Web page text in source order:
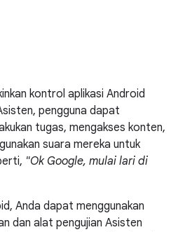
kontrol aplikasi Android
pengguna dapat
tugas, mengakses konten,
suara mereka untuk
"Ok Google, mulai lari di
Anda dapat menggunakan
dan alat pengujian Asisten